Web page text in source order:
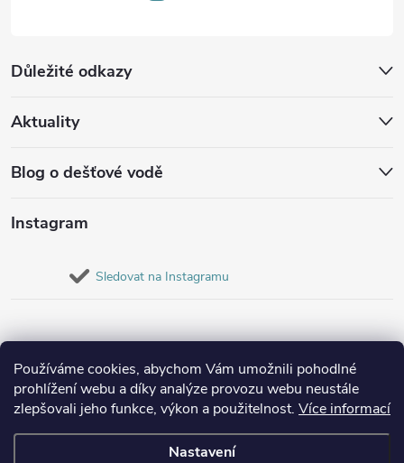
Používáme cookies, abychom Vám umožnili pohodlné
prohlížení webu a díky analýze provozu webu neustále
zlepšovali jeho funkce, výkon a použitelnost. Více informací
Nastavení
Důležité odkazy
Aktuality
Blog o dešťové vodě
Instagram
Sledovat na Instagramu